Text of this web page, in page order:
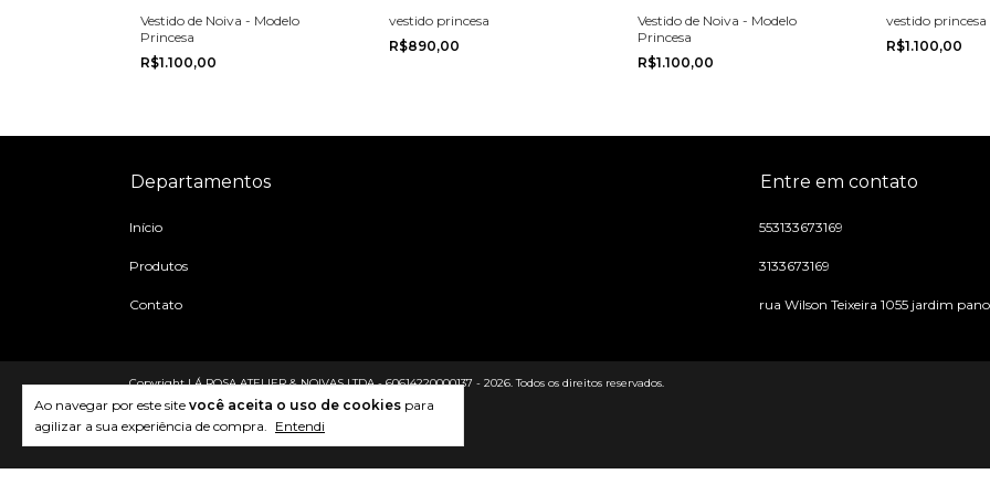
Ao navegar por este site você aceita o uso de cookies para
agilizar a sua experiência de compra. Entendi
Vestido de Noiva - Modelo
Princesa
R$1.100,00
vestido princesa
R$890,00
Vestido de Noiva - Modelo
Princesa
R$1.100,00
vestido princesa
R$1.100,00
Departamentos
Início
Produtos
Contato
Entre em contato
553133673169
3133673169
rua Wilson Teixeira 1055 jardim
Copyright LÁ ROSA ATELIER & NOIVAS LTDA - 60614220000137 - 2026. Todos os direitos reservados.